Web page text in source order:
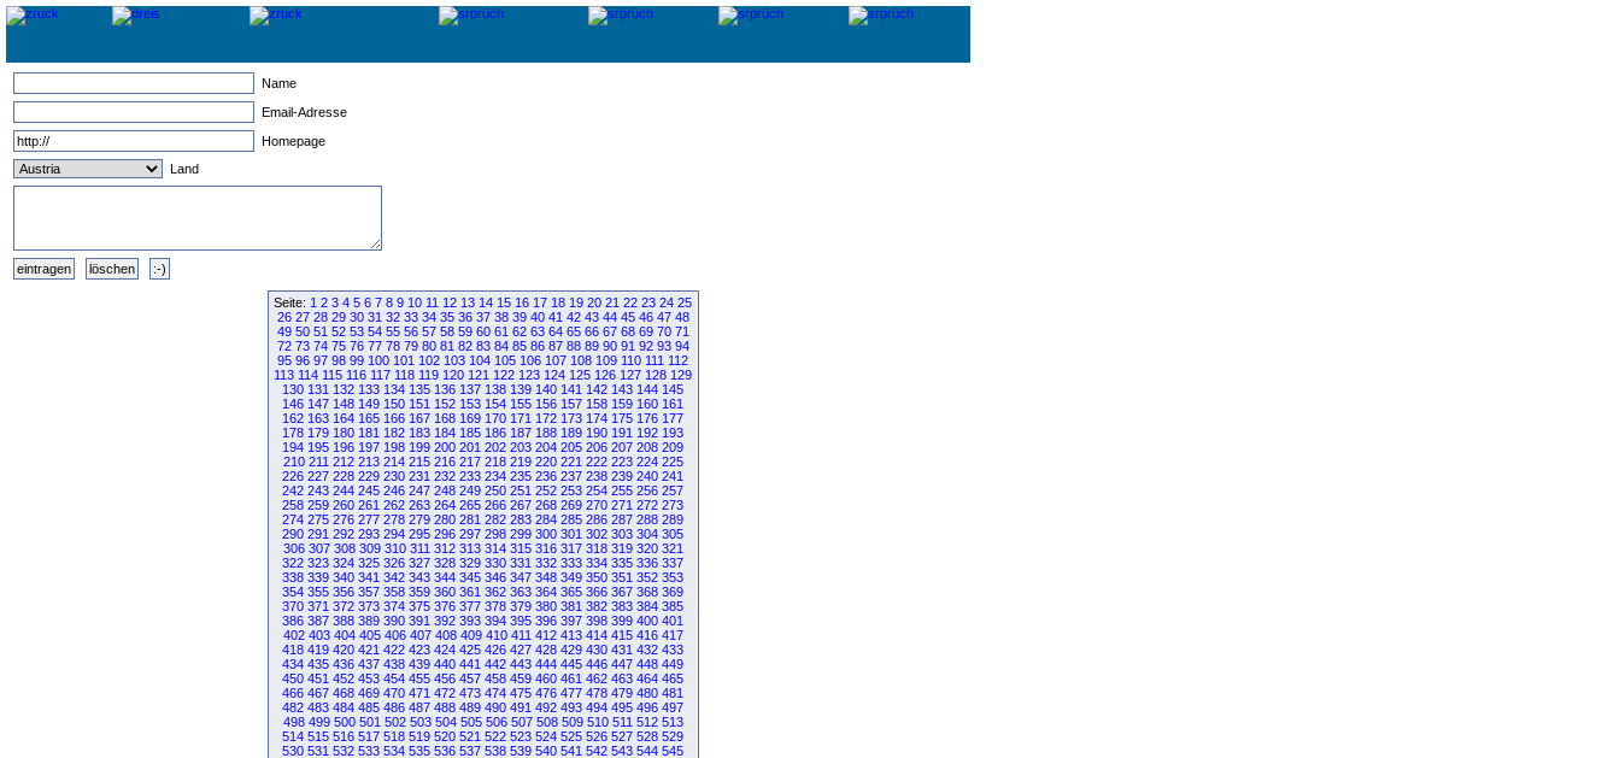
Name
Email-Adresse
Homepage
Land
Seite: 1 2 3 4 5 6 7 8 9 10 11 12 13 14 15 16 17 18 19 20 21 22 23 24 25
26 27 28 29 30 31 32 33 34 35 36 37 38 39 40 41 42 43 44 45 46 47 48
49 50 51 52 53 54 55 56 57 58 59 60 61 62 63 64 65 66 67 68 69 70 71
72 73 74 75 76 77 78 79 80 81 82 83 84 85 86 87 88 89 90 91 92 93 94
95 96 97 98 99 100 101 102 103 104 105 106 107 108 109 110 111 112
113 114 115 116 117 118 119 120 121 122 123 124 125 126 127 128 129
130 131 132 133 134 135 136 137 138 139 140 141 142 143 144 145
146 147 148 149 150 151 152 153 154 155 156 157 158 159 160 161
162 163 164 165 166 167 168 169 170 171 172 173 174 175 176 177
178 179 180 181 182 183 184 185 186 187 188 189 190 191 192 193
194 195 196 197 198 199 200 201 202 203 204 205 206 207 208 209
210 211 212 213 214 215 216 217 218 219 220 221 222 223 224 225
226 227 228 229 230 231 232 233 234 235 236 237 238 239 240 241
242 243 244 245 246 247 248 249 250 251 252 253 254 255 256 257
258 259 260 261 262 263 264 265 266 267 268 269 270 271 272 273
274 275 276 277 278 279 280 281 282 283 284 285 286 287 288 289
290 291 292 293 294 295 296 297 298 299 300 301 302 303 304 305
306 307 308 309 310 311 312 313 314 315 316 317 318 319 320 321
322 323 324 325 326 327 328 329 330 331 332 333 334 335 336 337
338 339 340 341 342 343 344 345 346 347 348 349 350 351 352 353
354 355 356 357 358 359 360 361 362 363 364 365 366 367 368 369
370 371 372 373 374 375 376 377 378 379 380 381 382 383 384 385
386 387 388 389 390 391 392 393 394 395 396 397 398 399 400 401
402 403 404 405 406 407 408 409 410 411 412 413 414 415 416 417
418 419 420 421 422 423 424 425 426 427 428 429 430 431 432 433
434 435 436 437 438 439 440 441 442 443 444 445 446 447 448 449
450 451 452 453 454 455 456 457 458 459 460 461 462 463 464 465
466 467 468 469 470 471 472 473 474 475 476 477 478 479 480 481
482 483 484 485 486 487 488 489 490 491 492 493 494 495 496 497
498 499 500 501 502 503 504 505 506 507 508 509 510 511 512 513
514 515 516 517 518 519 520 521 522 523 524 525 526 527 528 529
530 531 532 533 534 535 536 537 538 539 540 541 542 543 544 545